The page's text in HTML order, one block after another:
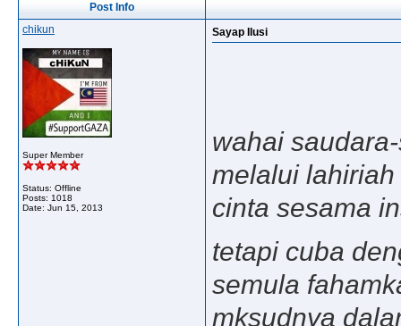
Post Info
chikun
Super Member
Status: Offline
Posts: 1018
Date: Jun 15, 2013
Sayap Ilusi
wahai
melalui
cinta sesama
tetapi cuba
semula
mksudnya